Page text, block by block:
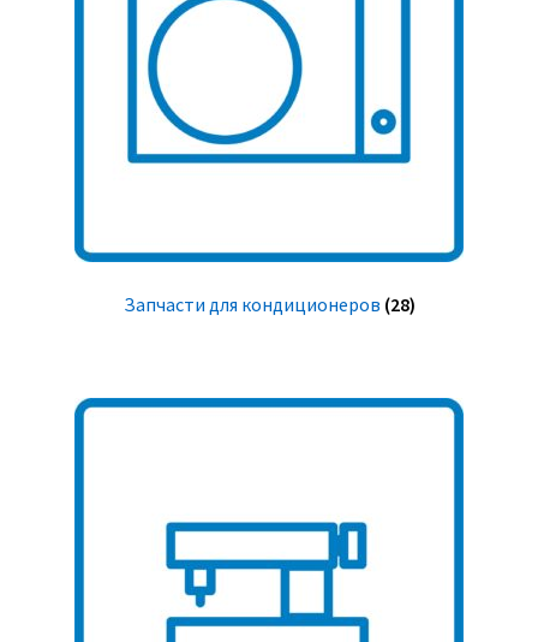
Запчасти для кондиционеров (28)